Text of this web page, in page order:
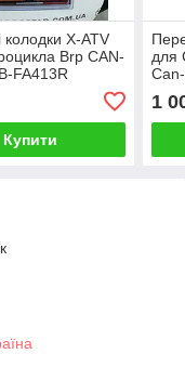
колодки X-ATV
Brp CAN-
FA413R
Купити
для
/1